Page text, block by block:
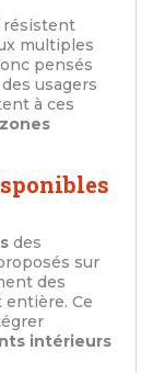
résistent
multiples
pensés
usagers
à ces
zones
des
sur
des
entière. Ce
intérieurs